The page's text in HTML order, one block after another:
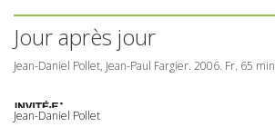
Jour après jour
Jean-Daniel Pollet, Jean-Paul Fargier. 2006. Fr. 65
Jean-Daniel Pollet